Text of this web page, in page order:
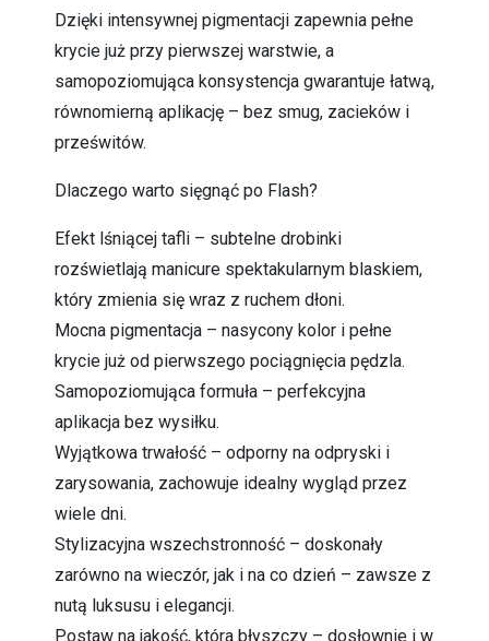
Dzięki intensywnej pigmentacji zapewnia pełne
krycie już przy pierwszej warstwie, a
samopoziomująca konsystencja gwarantuje łatwą,
równomierną aplikację – bez smug, zacieków i
prześwitów.
Dlaczego warto sięgnąć po Flash?
Efekt lśniącej tafli – subtelne drobinki
rozświetlają manicure spektakularnym blaskiem,
który zmienia się wraz z ruchem dłoni.
Mocna pigmentacja – nasycony kolor i pełne
krycie już od pierwszego pociągnięcia pędzla.
Samopoziomująca formuła – perfekcyjna
aplikacja bez wysiłku.
Wyjątkowa trwałość – odporny na odpryski i
zarysowania, zachowuje idealny wygląd przez
wiele dni.
Stylizacyjna wszechstronność – doskonały
zarówno na wieczór, jak i na co dzień – zawsze z
nutą luksusu i elegancji.
Postaw na jakość, która błyszczy – dosłownie i w